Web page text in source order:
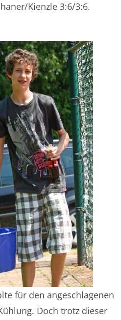
Kienzle 3:6/3:6.
für den angeschlagenen
Doch trotz dieser